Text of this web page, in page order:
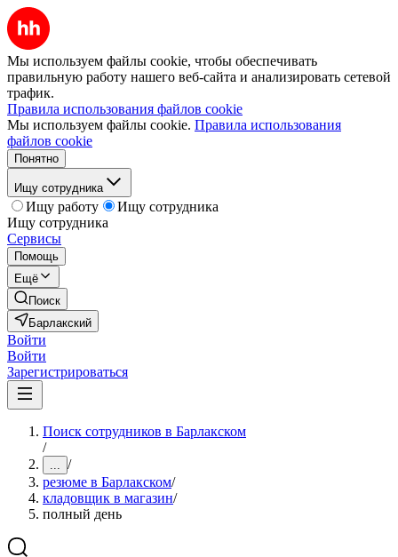
Мы используем файлы cookie, чтобы обеспечивать
правильную работу нашего веб-сайта и анализировать сетевой
трафик.
Правила использования файлов cookie
Мы используем файлы cookie. Правила использования
файлов cookie
Понятно
Ищу сотрудника
Ищу работу
Ищу сотрудника
Ищу сотрудника
Сервисы
Помощь
Ещё
Поиск
Барлакский
Войти
Войти
Зарегистрироваться
Поиск сотрудников в Барлакском
/
... /
резюме в Барлакском/
кладовщик в магазин/
полный день